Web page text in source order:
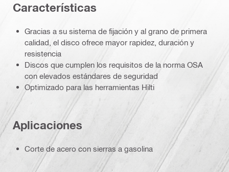
Características
Gracias a su sistema de fijación y al grano de primera
calidad, el disco ofrece mayor rapidez, duración y
resistencia
Discos que cumplen los requisitos de la norma OSA
con elevados estándares de seguridad
Optimizado para las herramientas Hilti
Aplicaciones
Corte de acero con sierras a gasolina